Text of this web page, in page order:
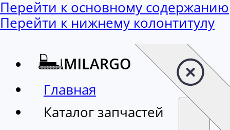
Перейти к основному содержанию
Перейти к нижнему колонтитулу
Главная
Каталог запчастей